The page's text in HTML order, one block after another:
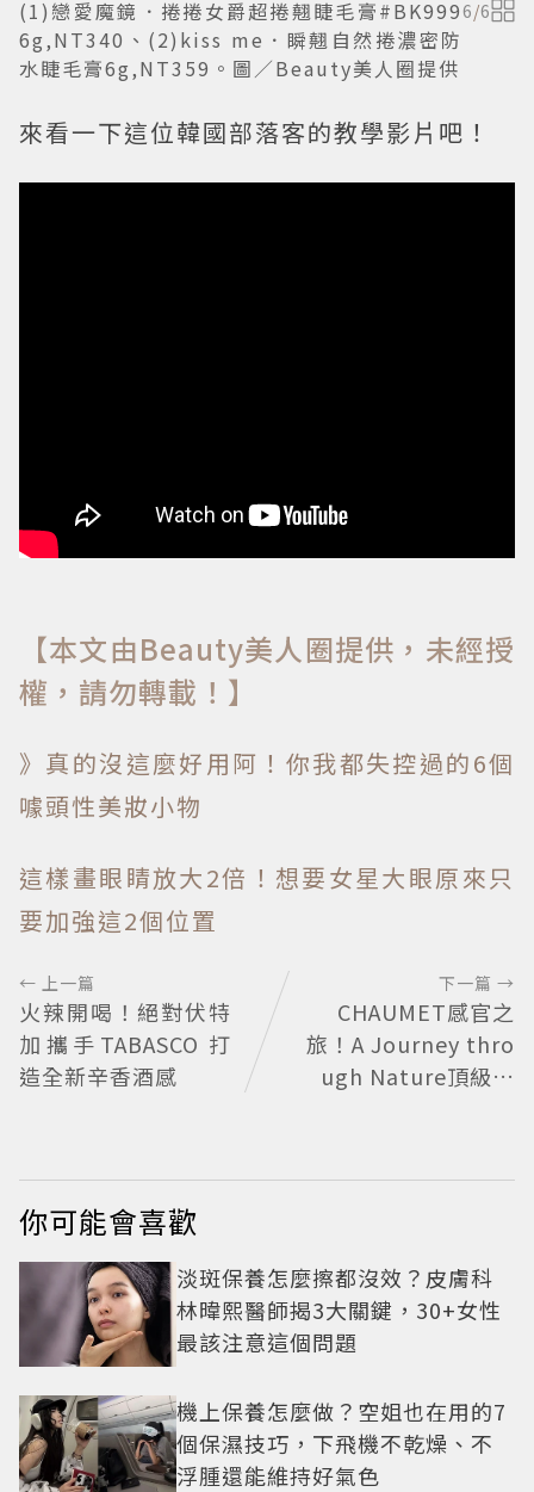
(1)戀愛魔鏡．捲捲女爵超捲翹睫毛膏#BK999
6g,NT340、(2)kiss me．瞬翹自然捲濃密防
水睫毛膏6g,NT359。圖／Beauty美人圈提供
6/6
來看一下這位韓國部落客的教學影片吧！
【本文由Beauty美人圈提供，未經授
權，請勿轉載！】
》真的沒這麼好用阿！你我都失控過的6個
噱頭性美妝小物
這樣畫眼睛放大2倍！想要女星大眼原來只
要加強這2個位置
← 上一篇
火辣開喝！絕對伏特
加攜手TABASCO 打
造全新辛香酒感
下一篇 →
CHAUMET感官之
旅！A Journey thro
ugh Nature頂級珠
你可能會喜歡
淡斑保養怎麼擦都沒效？皮膚科
林暐熙醫師揭3大關鍵，30+女性
最該注意這個問題
機上保養怎麼做？空姐也在用的7
個保濕技巧，下飛機不乾燥、不
浮腫還能維持好氣色